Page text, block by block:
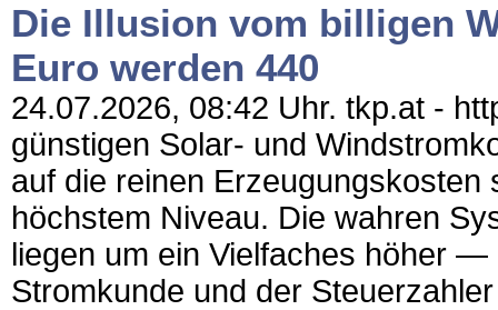
Die Illusion vom billigen
Euro werden 440
24.07.2026, 08:42 Uhr. tkp.at -
günstigen Solar- und
auf die reinen
höchstem Niveau. Die wahren
liegen um ein Vielfaches höher
Stromkunde und der